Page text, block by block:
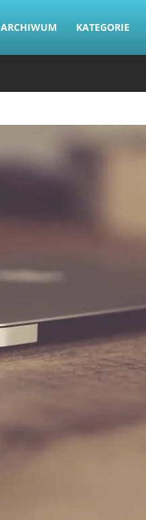
ARCHIWUM KATEGORIE